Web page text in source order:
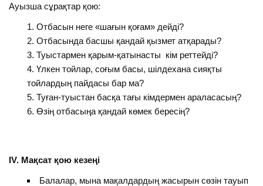
Ауызша сұрақтар қою:
Отбасын неге «шағын қоғам» дейді?
Отбасында басшы қандай қызмет атқарады?
Туыстармен қарым-қатынасты кім реттейді?
Үлкен тойлар, соғым басы, шілдехана сияқты
тойлардың пайдасы бар ма?
Туған-туыстан басқа тағы кімдермен араласасың?
Өзің отбасыңа қандай көмек бересің?
ІV. Мақсат қою кезеңі
Балалар, мына мақалдардың жасырын сөзін тауып